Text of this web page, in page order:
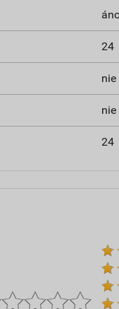
24
nie
nie
24